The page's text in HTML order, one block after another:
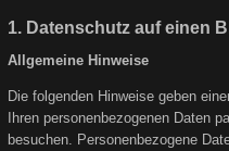
1. Datenschutz auf einen
Allgemeine Hinweise
Die folgenden Hinweise geben
Ihren personenbezogenen Daten
besuchen. Personenbezogene